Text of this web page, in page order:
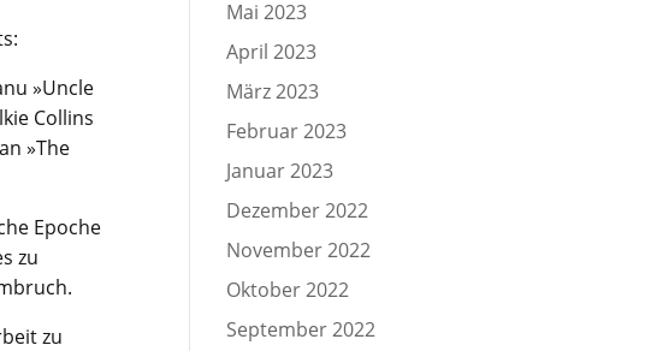
»Uncle
Collins
»The
Epoche
zu
zu
Mai 2023
April 2023
März 2023
Februar 2023
Januar 2023
Dezember 2022
November 2022
Oktober 2022
September 2022